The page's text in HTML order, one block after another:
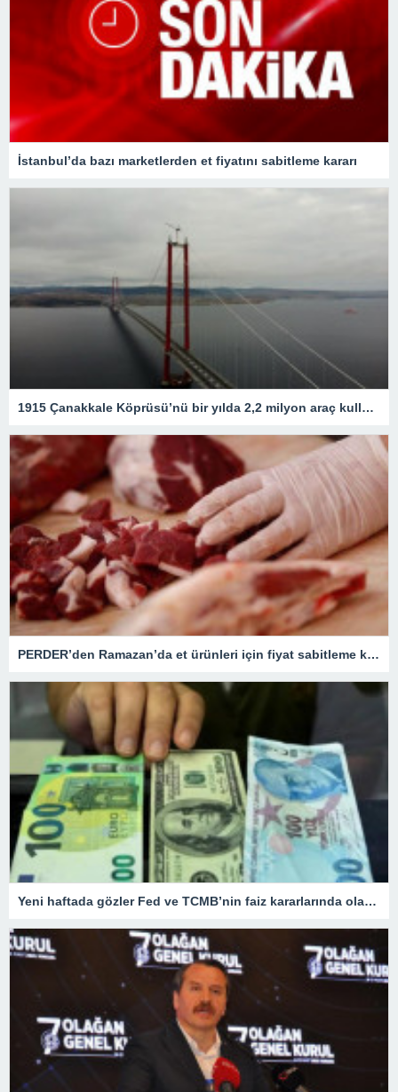
İstanbul’da bazı marketlerden et fiyatını sabitleme kararı
1915 Çanakkale Köprüsü’nü bir yılda 2,2 milyon araç kullandı – Son Dakika Ekonomi Haberleri
PERDER’den Ramazan’da et ürünleri için fiyat sabitleme kararı
Yeni haftada gözler Fed ve TCMB’nin faiz kararlarında olacak